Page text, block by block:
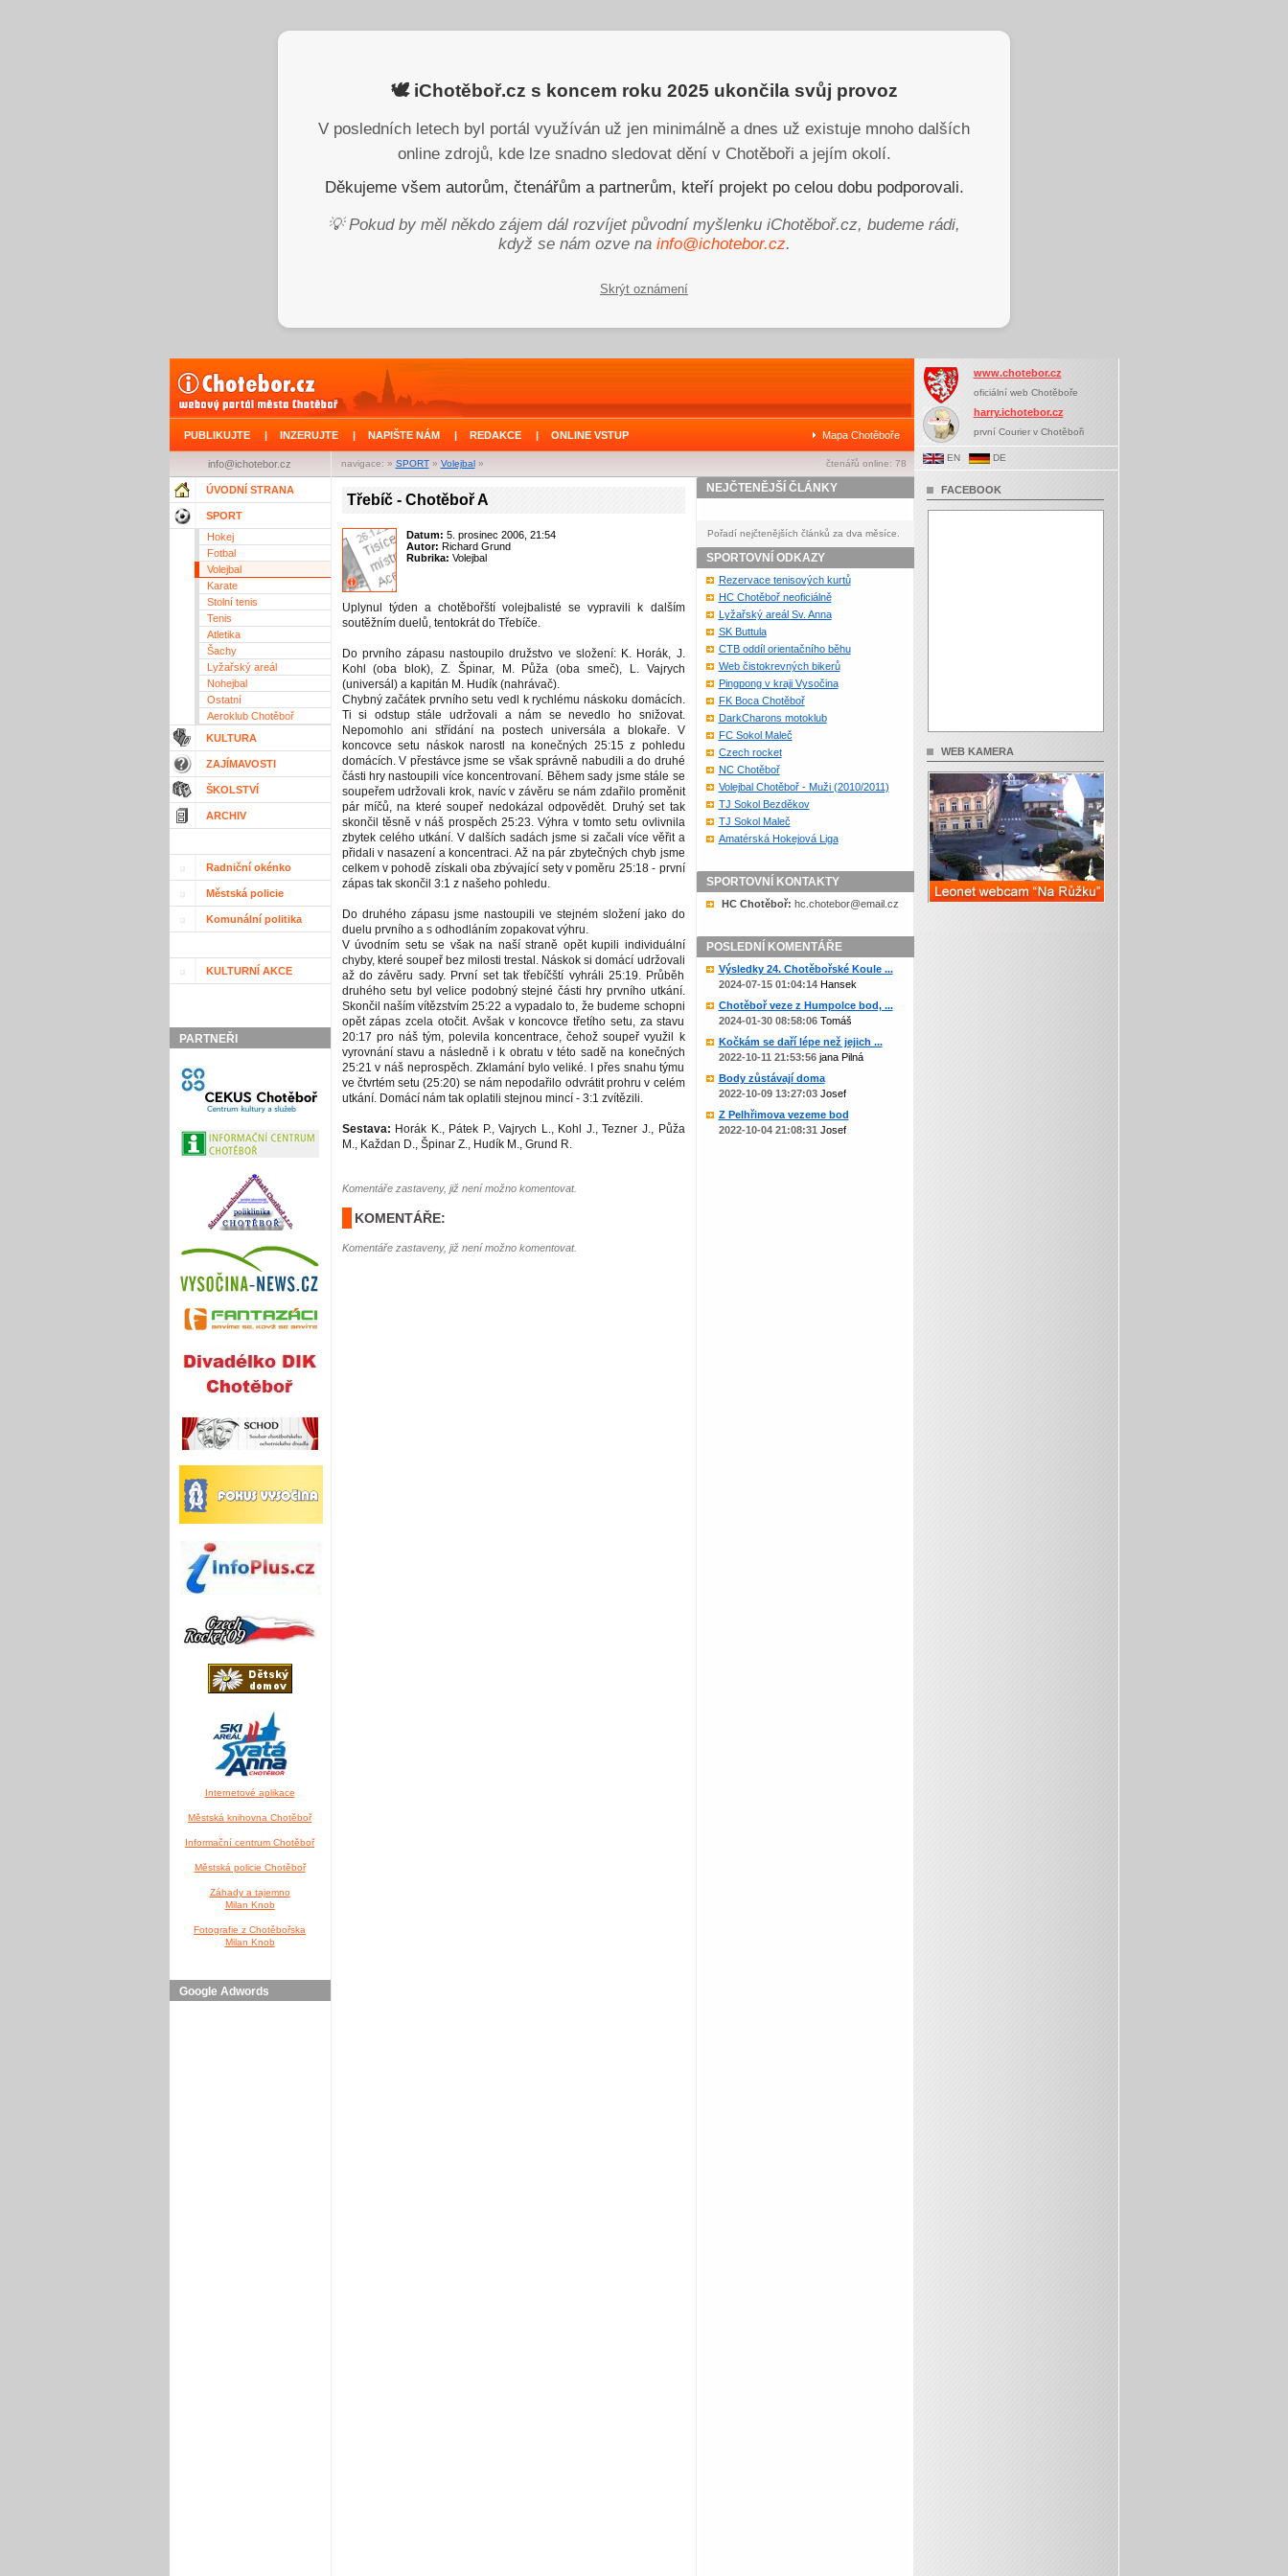
🕊️ iChotěboř.cz s koncem roku 2025 ukončila svůj provoz
V posledních letech byl portál využíván už jen minimálně a dnes už existuje mnoho dalších
online zdrojů, kde lze snadno sledovat dění v Chotěboři a jejím okolí.
Děkujeme všem autorům, čtenářům a partnerům, kteří projekt po celou dobu podporovali.
💡 Pokud by měl někdo zájem dál rozvíjet původní myšlenku iChotěboř.cz, budeme rádi,
když se nám ozve na info@ichotebor.cz.
Skrýt oznámení
PUBLIKUJTE | INZERUJTE | NAPIŠTE NÁM | REDAKCE | ONLINE VSTUP Mapa Chotěboře
navigace: » SPORT» Volejbal» čtenářů online: 78
info@ichotebor.cz
ÚVODNÍ STRANA
SPORT
Hokej
Fotbal
Volejbal
Karate
Stolní tenis
Tenis
Atletika
Šachy
Lyžařský areál
Nohejbal
Ostatní
Aeroklub Chotěboř
KULTURA
ZAJÍMAVOSTI
ŠKOLSTVÍ
ARCHIV
Radniční okénko
Městská policie
Komunální politika
KULTURNÍ AKCE
PARTNEŘI
Internetové aplikace
Městská knihovna Chotěboř
Informační centrum Chotěboř
Městská policie Chotěboř
Záhady a tajemno
Milan Knob
Fotografie z Chotěbořska
Milan Knob
Google Adwords
Třebíč - Chotěboř A
Datum: 5. prosinec 2006, 21:54
Autor: Richard Grund
Rubrika: Volejbal
Uplynul týden a chotěbořští volejbalisté se vypravili k dalším
soutěžním duelů, tentokrát do Třebíče.
Do prvního zápasu nastoupilo družstvo ve složení: K. Horák, J.
Kohl (oba blok), Z. Špinar, M. Půža (oba smeč), L. Vajrych
(universál) a kapitán M. Hudík (nahrávač).
Chybný začátek prvního setu vedl k rychlému náskoku domácích.
Ti si odstup stále udržovali a nám se nevedlo ho snižovat.
Nepomohlo ani střídání na postech universála a blokaře. V
koncovce setu náskok narostl na konečných 25:15 z pohledu
domácích. V přestávce jsme se však správně nabudili a do druhé
části hry nastoupili více koncentrovaní. Během sady jsme stále se
soupeřem udržovali krok, navíc v závěru se nám zdařilo proměnit
pár míčů, na které soupeř nedokázal odpovědět. Druhý set tak
skončil těsně v náš prospěch 25:23. Výhra v tomto setu ovlivnila
zbytek celého utkání. V dalších sadách jsme si začali více věřit a
přidali v nasazení a koncentraci. Až na pár zbytečných chyb jsme
celkem v pohodě získali oba zbývající sety v poměru 25:18 - první
zápas tak skončil 3:1 z našeho pohledu.
Do druhého zápasu jsme nastoupili ve stejném složení jako do
duelu prvního a s odhodláním zopakovat výhru.
V úvodním setu se však na naší straně opět kupili individuální
chyby, které soupeř bez milosti trestal. Náskok si domácí udržovali
až do závěru sady. První set tak třebíčští vyhráli 25:19. Průběh
druhého setu byl velice podobný stejné části hry prvního utkání.
Skončil naším vítězstvím 25:22 a vypadalo to, že budeme schopni
opět zápas zcela otočit. Avšak v koncovce třetího setu, za stavu
20:17 pro náš tým, polevila koncentrace, čehož soupeř využil k
vyrovnání stavu a následně i k obratu v této sadě na konečných
25:21 v náš neprospěch. Zklamání bylo veliké. I přes snahu týmu
ve čtvrtém setu (25:20) se nám nepodařilo odvrátit prohru v celém
utkání. Domácí nám tak oplatili stejnou mincí - 3:1 zvítězili.
Sestava: Horák K., Pátek P., Vajrych L., Kohl J., Tezner J., Půža
M., Každan D., Špinar Z., Hudík M., Grund R.
Komentáře zastaveny, již není možno komentovat.
KOMENTÁŘE:
Komentáře zastaveny, již není možno komentovat.
NEJČTENĚJŠÍ ČLÁNKY
Pořadí nejčtenějších článků za dva měsíce.
SPORTOVNÍ ODKAZY
Rezervace tenisových kurtů
HC Chotěboř neoficiálně
Lyžařský areál Sv. Anna
SK Buttula
CTB oddíl orientačního běhu
Web čistokrevných bikerů
Pingpong v kraji Vysočina
FK Boca Chotěboř
DarkCharons motoklub
FC Sokol Maleč
Czech rocket
NC Chotěboř
Volejbal Chotěboř - Muži (2010/2011)
TJ Sokol Bezděkov
TJ Sokol Maleč
Amatérská Hokejová Liga
SPORTOVNÍ KONTAKTY
HC Chotěboř: zc.liame@robetohc.ch
POSLEDNÍ KOMENTÁŘE
Výsledky 24. Chotěbořské Koule ...
2024-07-15 01:04:14Hansek
Chotěboř veze z Humpolce bod, ...
2024-01-30 08:58:06Tomáš
Kočkám se daří lépe než jejich ...
2022-10-11 21:53:56jana Pilná
Body zůstávají doma
2022-10-09 13:27:03Josef
Z Pelhřimova vezeme bod
2022-10-04 21:08:31 Josef
www.chotebor.cz
oficiální web Chotěboře
harry.ichotebor.cz
první Courier v Chotěboři
EN DE
FACEBOOK
WEB KAMERA